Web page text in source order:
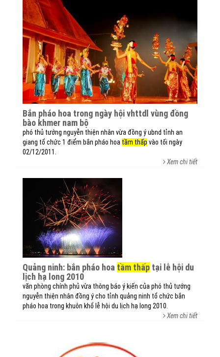
bắn pháo hoa trong ngày hội vhttdl vùng đồng
bào khmer nam bộ
phó thủ tướng nguyễn thiện nhân vừa đồng ý ubnd tỉnh an
giang tổ chức 1 điểm bắn pháo hoa tầm thấp vào tối ngày
02/12/2011.
Xem chi tiết
quảng ninh: bắn pháo hoa tầm thấp tại lễ hội du
lịch hạ long 2010
văn phòng chính phủ vừa thông báo ý kiến của phó thủ tướng
nguyễn thiện nhân đồng ý cho tỉnh quảng ninh tổ chức bắn
pháo hoa trong khuôn khổ lễ hội du lịch hạ long 2010.
Xem chi tiết